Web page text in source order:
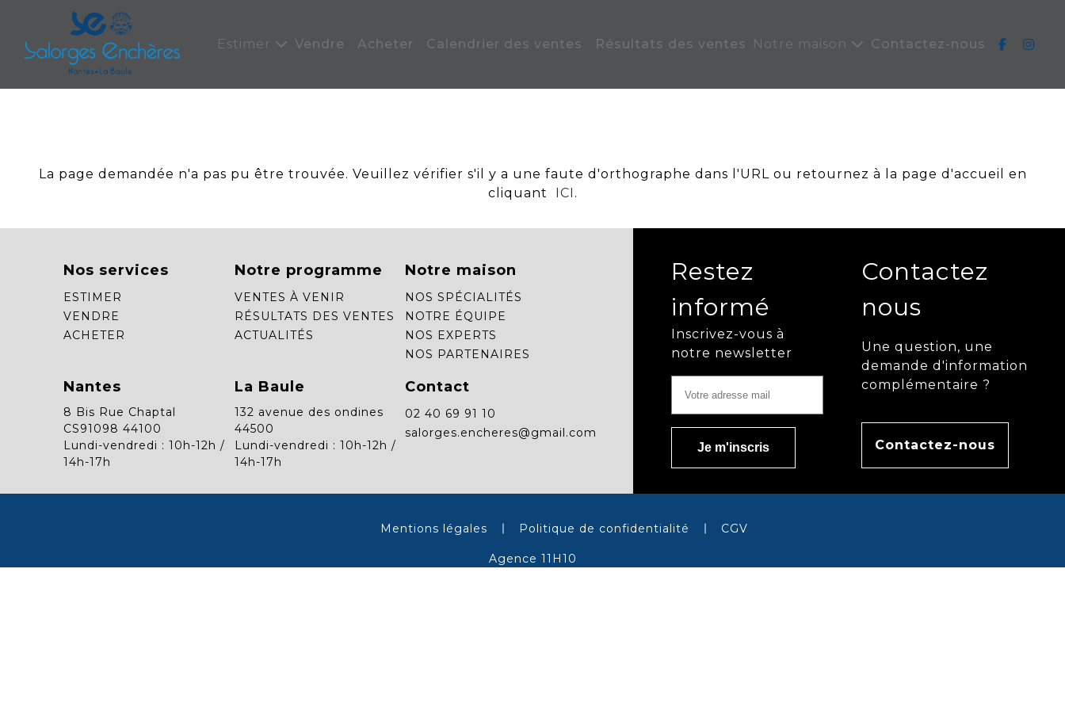
Estimer Vendre Acheter Calendrier des ventes Résultats des ventes Notre maison Contactez-nous
La page demandée n'a pas pu être trouvée. Veuillez vérifier s'il y a une faute d'orthographe dans l'URL ou retournez à la page d'accueil en
cliquant
ICI .
Nos services
ESTIMER
VENDRE
ACHETER
Notre programme
VENTES À VENIR
RÉSULTATS DES VENTES
ACTUALITÉS
Notre maison
NOS SPÉCIALITÉS
NOTRE ÉQUIPE
NOS EXPERTS
NOS PARTENAIRES
Nantes
8 Bis Rue Chaptal
CS91098 44100
Lundi-vendredi : 10h-12h /
14h-17h
La Baule
132 avenue des ondines
44500
Lundi-vendredi : 10h-12h /
14h-17h
Contact
02 40 69 91 10
salorges.encheres@gmail.com
Restez
informé
Inscrivez-vous à
notre newsletter
Contactez
nous
Une question, une
demande d'information
complémentaire ?
Contactez-nous
Mentions légales Politique de confidentialité CGV
Agence 11H10
Panneau de gestion des cookies